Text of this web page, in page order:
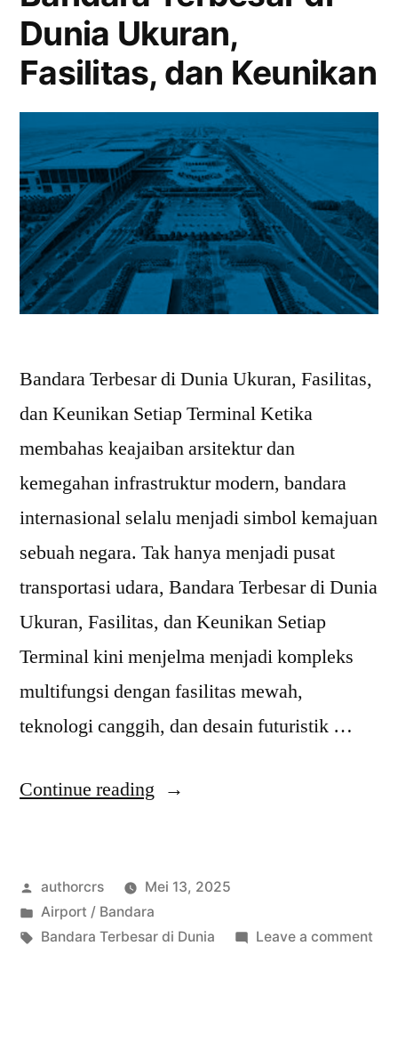
Dunia
Dunia Ukuran,
Fasilitas, dan Keunikan
Bandara Terbesar di Dunia Ukuran, Fasilitas,
dan Keunikan Setiap Terminal Ketika
membahas keajaiban arsitektur dan
kemegahan infrastruktur modern, bandara
internasional selalu menjadi simbol kemajuan
sebuah negara. Tak hanya menjadi pusat
transportasi udara, Bandara Terbesar di Dunia
Ukuran, Fasilitas, dan Keunikan Setiap
Terminal kini menjelma menjadi kompleks
multifungsi dengan fasilitas mewah,
teknologi canggih, dan desain futuristik …
Continue reading “Bandara
Dunia
Ukuran,
Posted
by
authorcrs
Mei 13, 2025
Posted
in
Airport / Bandara
Tags:
Bandara Terbesar di Dunia Leave a commenton